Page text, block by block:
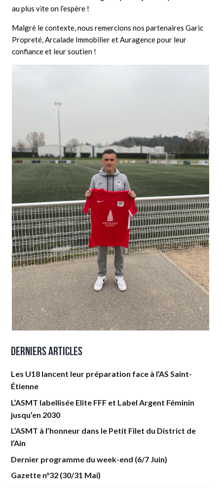
au plus vite on l’espère !
Malgré le contexte, nous remercions nos partenaires Garic
Propreté, Arcalade Immobilier et Auragence pour leur
confiance et leur soutien !
Derniers articles
Les U18 lancent leur préparation face à l’AS Saint-
Étienne
L’ASMT labellisée Elite FFF et Label Argent Féminin
jusqu’en 2030
L’ASMT à l’honneur dans le Petit Filet du District de
l’Ain
Dernier programme du week-end (6/7 Juin)
Gazette n°32 (30/31 Mai)